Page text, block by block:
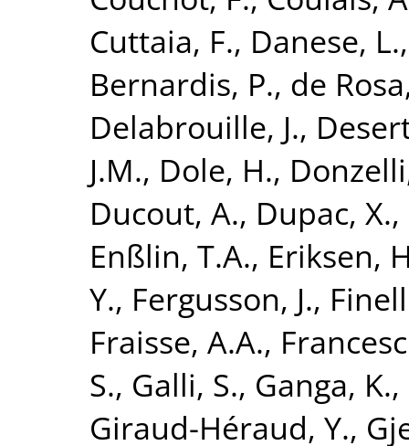
Cuttaia, F., Danese, L.
Bernardis, P., de
Delabrouille, J.,
J.M., Dole, H.,
Ducout, A., Dupac, X.,
Enßlin, T.A., Eriksen,
Y., Fergusson, J.,
Fraisse, A.A.,
S., Galli, S., Ganga, K.,
Giraud-Héraud, Y.,